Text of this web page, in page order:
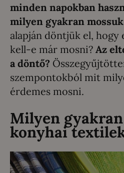
minden napokban
milyen gyakran mossuk
alapján döntjük el, hogy
kell-e már mosni? Az
a döntő?
szempontokból mit
érdemes mosni.
Milyen
konyhai